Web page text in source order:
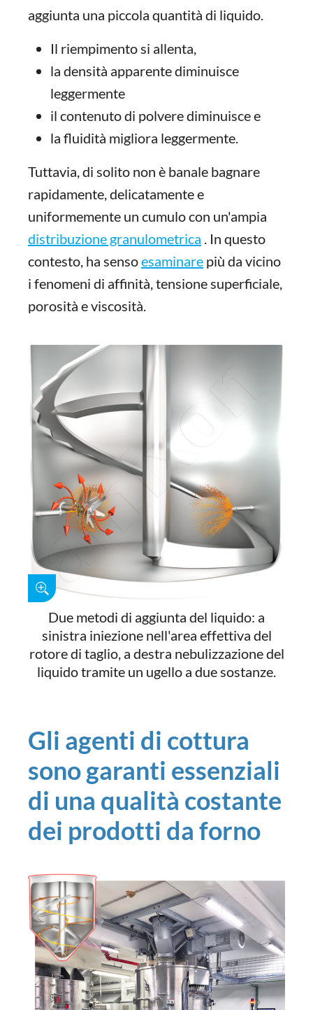
aggiunta una piccola quantità di liquido.
Il riempimento si allenta,
la densità apparente diminuisce
leggermente
il contenuto di polvere diminuisce e
la fluidità migliora leggermente.
Tuttavia, di solito non è banale bagnare
rapidamente, delicatamente e
uniformemente un cumulo con un'ampia
distribuzione granulometrica . In questo
contesto, ha sensoesaminare più da vicino
i fenomeni di affinità, tensione superficiale,
porosità e viscosità.
Due metodi di aggiunta del liquido: a
sinistra iniezione nell'area effettiva del
rotore di taglio, a destra nebulizzazione del
liquido tramite un ugello a due sostanze.
Gli agenti di cottura
sono garanti essenziali
di una qualità costante
dei prodotti da forno